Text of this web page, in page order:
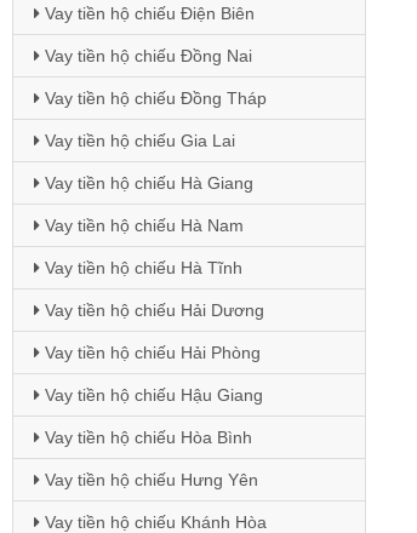
Vay tiền hộ chiếu Điện Biên
Vay tiền hộ chiếu Đồng Nai
Vay tiền hộ chiếu Đồng Tháp
Vay tiền hộ chiếu Gia Lai
Vay tiền hộ chiếu Hà Giang
Vay tiền hộ chiếu Hà Nam
Vay tiền hộ chiếu Hà Tĩnh
Vay tiền hộ chiếu Hải Dương
Vay tiền hộ chiếu Hải Phòng
Vay tiền hộ chiếu Hậu Giang
Vay tiền hộ chiếu Hòa Bình
Vay tiền hộ chiếu Hưng Yên
Vay tiền hộ chiếu Khánh Hòa